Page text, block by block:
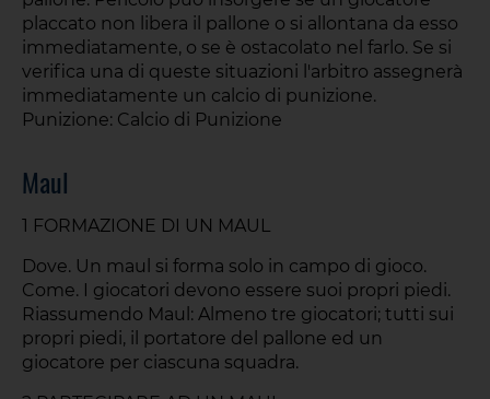
placcato non libera il pallone o si allontana da esso
immediatamente, o se è ostacolato nel farlo. Se si
verifica una di queste situazioni l'arbitro assegnerà
immediatamente un calcio di punizione.
Punizione: Calcio di Punizione
Maul
1 FORMAZIONE DI UN MAUL
Dove. Un maul si forma solo in campo di gioco.
Come. I giocatori devono essere suoi propri piedi.
Riassumendo Maul: Almeno tre giocatori; tutti sui
propri piedi, il portatore del pallone ed un
giocatore per ciascuna squadra.